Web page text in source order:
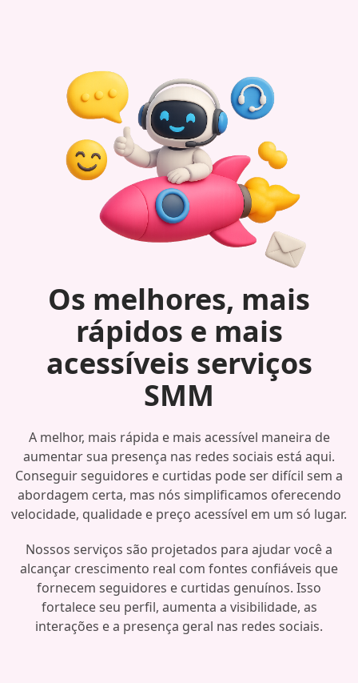
Os melhores, mais
rápidos e mais
acessíveis serviços
SMM
A melhor, mais rápida e mais acessível maneira de
aumentar sua presença nas redes sociais está aqui.
Conseguir seguidores e curtidas pode ser difícil sem a
abordagem certa, mas nós simplificamos oferecendo
velocidade, qualidade e preço acessível em um só lugar.
Nossos serviços são projetados para ajudar você a
alcançar crescimento real com fontes confiáveis que
fornecem seguidores e curtidas genuínos. Isso
fortalece seu perfil, aumenta a visibilidade, as
interações e a presença geral nas redes sociais.